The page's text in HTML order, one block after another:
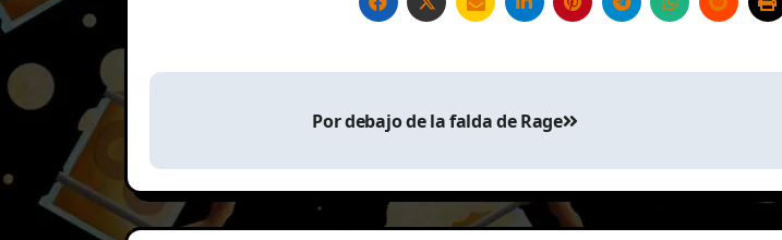
Navegación
entradas
Por debajo de la falda de Rage